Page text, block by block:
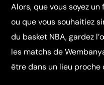
Alors, que vous soyez
ou que vous souhaitiez
du basket NBA, gardez
les matchs de
être dans un lieu proche